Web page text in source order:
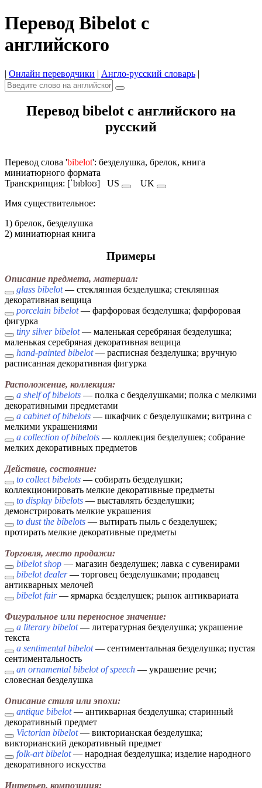
Перевод Bibelot с
английского
| Онлайн переводчики | Англо-русский словарь |
Перевод bibelot с английского на
русский
Перевод слова 'bibelot': безделушка, брелок, книга
миниатюрного формата
Транскрипция: [ˈbɪbloʊ] US
UK
Имя cуществительное:
1) брелок, безделушка
2) миниатюрная книга
Примеры
Описание предмета, материал:
glass bibelot— стеклянная безделушка; стеклянная
декоративная вещица
porcelain bibelot— фарфоровая безделушка; фарфоровая
фигурка
tiny silver bibelot— маленькая серебряная безделушка;
маленькая серебряная декоративная вещица
hand-painted bibelot— расписная безделушка; вручную
расписанная декоративная фигурка
Расположение, коллекция:
a shelf of bibelots — полка с безделушками; полка с мелкими
декоративными предметами
a cabinet of bibelots — шкафчик с безделушками; витрина с
мелкими украшениями
a collection of bibelots — коллекция безделушек; собрание
мелких декоративных предметов
Действие, состояние:
to collect bibelots — собирать безделушки;
коллекционировать мелкие декоративные предметы
to display bibelots — выставлять безделушки;
демонстрировать мелкие украшения
to dust the bibelots — вытирать пыль с безделушек;
протирать мелкие декоративные предметы
Торговля, место продажи:
bibelot shop — магазин безделушек; лавка с сувенирами
bibelot dealer— торговец безделушками; продавец
антикварных мелочей
bibelot fair— ярмарка безделушек; рынок антиквариата
Фигуральное или переносное значение:
a literary bibelot— литературная безделушка; украшение
текста
a sentimental bibelot— сентиментальная безделушка; пустая
сентиментальность
an ornamental bibelot of speech — украшение речи;
словесная безделушка
Описание стиля или эпохи:
antique bibelot— антикварная безделушка; старинный
декоративный предмет
Victorian bibelot— викторианская безделушка;
викторианский декоративный предмет
folk-art bibelot— народная безделушка; изделие народного
декоративного искусства
Интерьер, композиция: